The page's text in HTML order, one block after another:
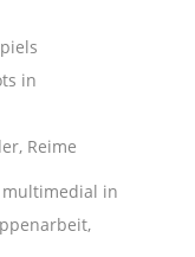
in
Reime
in